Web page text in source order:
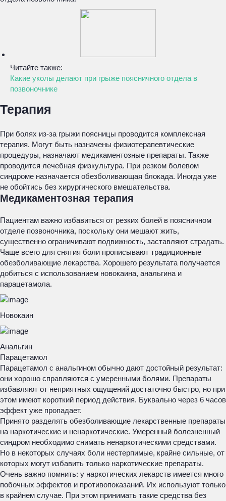
Читайте также:
Какие уколы делают при грыже поясничного отдела в
позвоночнике
Терапия
При болях из-за грыжи поясницы проводится комплексная
терапия. Могут быть назначены физиотерапевтические
процедуры, назначают медикаментозные препараты. Также
проводится лечебная физкультура. При резком болевом
синдроме назначается обезболивающая блокада. Иногда уже
не обойтись без хирургического вмешательства.
Медикаментозная терапия
Пациентам важно избавиться от резких болей в поясничном
отделе позвоночника, поскольку они мешают жить,
существенно ограничивают подвижность, заставляют страдать.
Чаще всего для снятия боли прописывают традиционные
обезболивающие лекарства. Хорошего результата получается
добиться с использованием новокаина, анальгина и
парацетамола.
Новокаин
Анальгин
Парацетамол
Парацетамол с анальгином обычно дают достойный результат:
они хорошо справляются с умеренными болями. Препараты
избавляют от неприятных ощущений достаточно быстро, но при
этом имеют короткий период действия. Буквально через 6 часов
эффект уже пропадает.
Принято разделять обезболивающие лекарственные препараты
на наркотические и ненаркотические. Умеренный болезненный
синдром необходимо снимать ненаркотическими средствами.
Но в некоторых случаях боли нестерпимые, крайне сильные, от
которых могут избавить только наркотические препараты.
Очень важно помнить: у наркотических лекарств имеется много
побочных эффектов и противопоказаний. Их используют только
в крайнем случае. При этом принимать такие средства без